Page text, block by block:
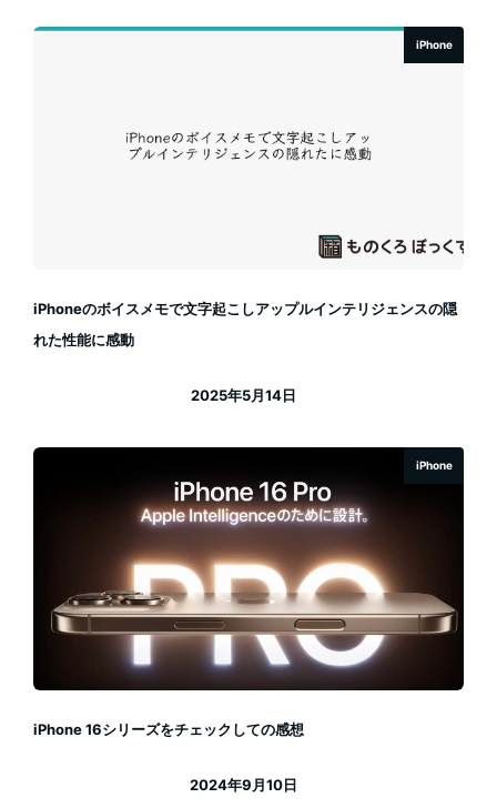
iPhone
iPhoneのボイスメモで文字起こしアップルインテリジェンスの隠
れた性能に感動
2025年5月14日
iPhone
iPhone 16シリーズをチェックしての感想
2024年9月10日